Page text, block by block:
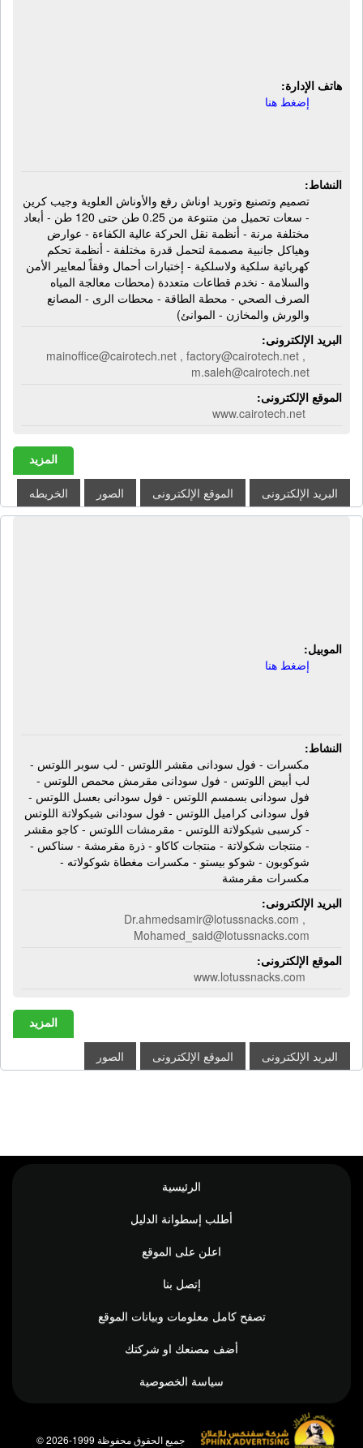
هاتف الإدارة:
إضغط هنا
النشاط:
تصميم وتصنيع وتوريد اوناش رفع والأوناش العلوية وجيب كرين
- سعات تحميل من متنوعة من 0.25 طن حتى 120 طن - أبعاد
مختلفة مرنة - أنظمة نقل الحركة عالية الكفاءة - عوارض
وهياكل جانبية مصممة لتحمل قدرة مختلفة - أنظمة تحكم
كهربائية سلكية ولاسلكية - إختبارات أحمال وفقاً لمعايير الأمن
والسلامة - نخدم قطاعات متعددة (محطات معالجة المياه
الصرف الصحي - محطة الطاقة - محطات الرى - المصانع
والورش والمخازن - الموانئ)
البريد الإلكترونى:
mainoffice@cairotech.net , factory@cairotech.net ,
m.saleh@cairotech.net
الموقع الإلكترونى:
www.cairotech.net
المزيد
البريد الإلكترونى الموقع الإلكترونى الصور الخريطه
الموبيل:
إضغط هنا
النشاط:
مكسرات - فول سودانى مقشر اللوتس - لب سوبر اللوتس -
لب أبيض اللوتس - فول سودانى مقرمش محمص اللوتس -
فول سودانى بسمسم اللوتس - فول سودانى بعسل اللوتس -
فول سودانى كراميل اللوتس - فول سودانى شيكولاتة اللوتس
- كرسبى شيكولاتة اللوتس - مقرمشات اللوتس - كاجو مقشر
- منتجات شكولاتة - منتجات كاكاو - ذرة مقرمشة - سناكس -
شوكوبون - شوكو بيستو - مكسرات مغطاة شوكولاته -
مكسرات مقرمشة
البريد الإلكترونى:
Dr.ahmedsamir@lotussnacks.com ,
Mohamed_said@lotussnacks.com
الموقع الإلكترونى:
www.lotussnacks.com
المزيد
البريد الإلكترونى الموقع الإلكترونى الصور
الرئيسية
أطلب إسطوانة الدليل
اعلن على الموقع
إتصل بنا
تصفح كامل معلومات وبيانات الموقع
أضف مصنعك او شركتك
سياسة الخصوصية
© جميع الحقوق محفوظة 1999-2026